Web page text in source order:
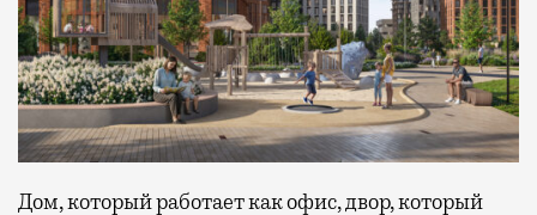
Дом, который работает как офис, двор, который